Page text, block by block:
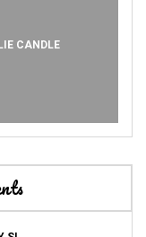
CANDLE